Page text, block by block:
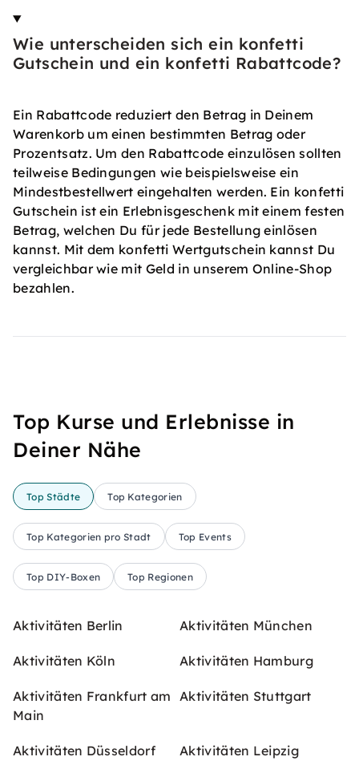
Wie unterscheiden sich ein konfetti
Gutschein und ein konfetti Rabattcode?
Ein Rabattcode reduziert den Betrag in Deinem
Warenkorb um einen bestimmten Betrag oder
Prozentsatz. Um den Rabattcode einzulösen sollten
teilweise Bedingungen wie beispielsweise ein
Mindestbestellwert eingehalten werden. Ein konfetti
Gutschein ist ein Erlebnisgeschenk mit einem festen
Betrag, welchen Du für jede Bestellung einlösen
kannst. Mit dem konfetti Wertgutschein kannst Du
vergleichbar wie mit Geld in unserem Online-Shop
bezahlen.
Top Kurse und Erlebnisse in
Deiner Nähe
Top Städte Top Kategorien
Top Kategorien pro Stadt Top Events
Top DIY-Boxen Top Regionen
Aktivitäten Berlin Aktivitäten München
Aktivitäten Köln Aktivitäten Hamburg
Aktivitäten Frankfurt am
Main
Aktivitäten Stuttgart
Aktivitäten Düsseldorf Aktivitäten Leipzig